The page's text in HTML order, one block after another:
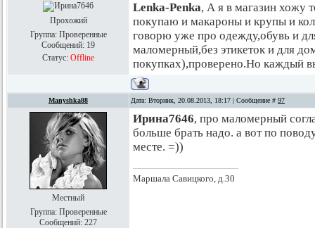
Прохожий
Группа: Проверенные
Сообщений: 19
Статус: Offline
Lenka-Penka, А я в магазин хожу
покупаю и макароны и крупы и
говорю уже про одежду,обувь и
маломерный,без этикеток и для
покупках),проверено.Но каждый
Manyshka88 Дата: Вторник, 20.08.2013, 18:17 | Сообщение # 97
Местный
Группа: Проверенные
Сообщений: 227
Ирина7646, про маломерный
больше брать надо. а вот по
месте. =))
Маршала Савицкого, д.30